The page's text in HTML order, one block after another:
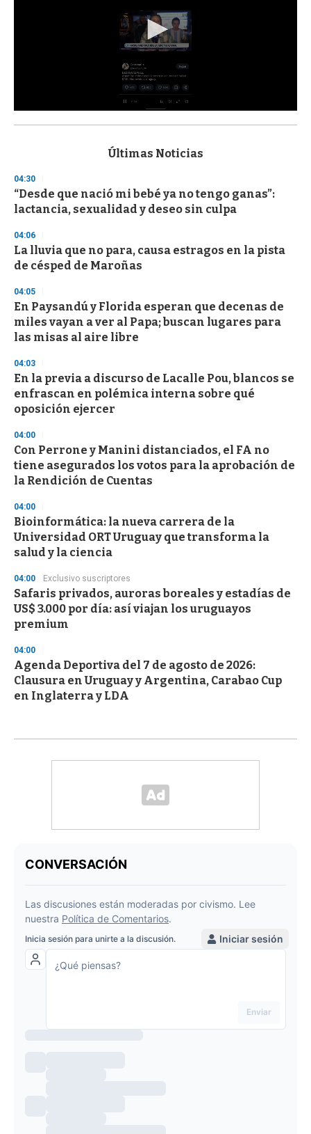
s
d
s
o
f
3
s
e
c
n
d
Últimas Noticias
04:30
“Desde que nació mi bebé ya no tengo ganas”:
lactancia, sexualidad y deseo sin culpa
04:06
La lluvia que no para, causa estragos en la pista
de césped de Maroñas
04:05
En Paysandú y Florida esperan que decenas de
miles vayan a ver al Papa; buscan lugares para
las misas al aire libre
04:03
En la previa a discurso de Lacalle Pou, blancos se
enfrascan en polémica interna sobre qué
oposición ejercer
04:00
Con Perrone y Manini distanciados, el FA no
tiene asegurados los votos para la aprobación de
la Rendición de Cuentas
04:00
Bioinformática: la nueva carrera de la
Universidad ORT Uruguay que transforma la
salud y la ciencia
04:00 Exclusivo suscriptores
Safaris privados, auroras boreales y estadías de
US$ 3.000 por día: así viajan los uruguayos
premium
04:00
Agenda Deportiva del 7 de agosto de 2026:
Clausura en Uruguay y Argentina, Carabao Cup
en Inglaterra y LDA